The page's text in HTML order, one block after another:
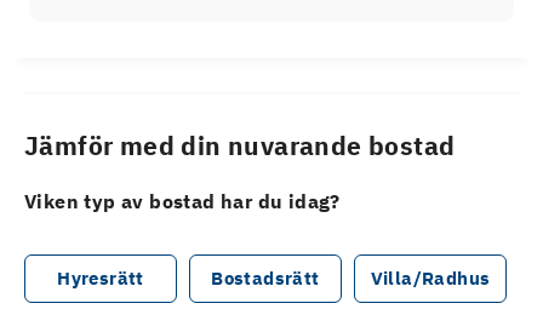
Jämför med din nuvarande bostad
Viken typ av bostad har du idag?
Hyresrätt Bostadsrätt Villa/Radhus